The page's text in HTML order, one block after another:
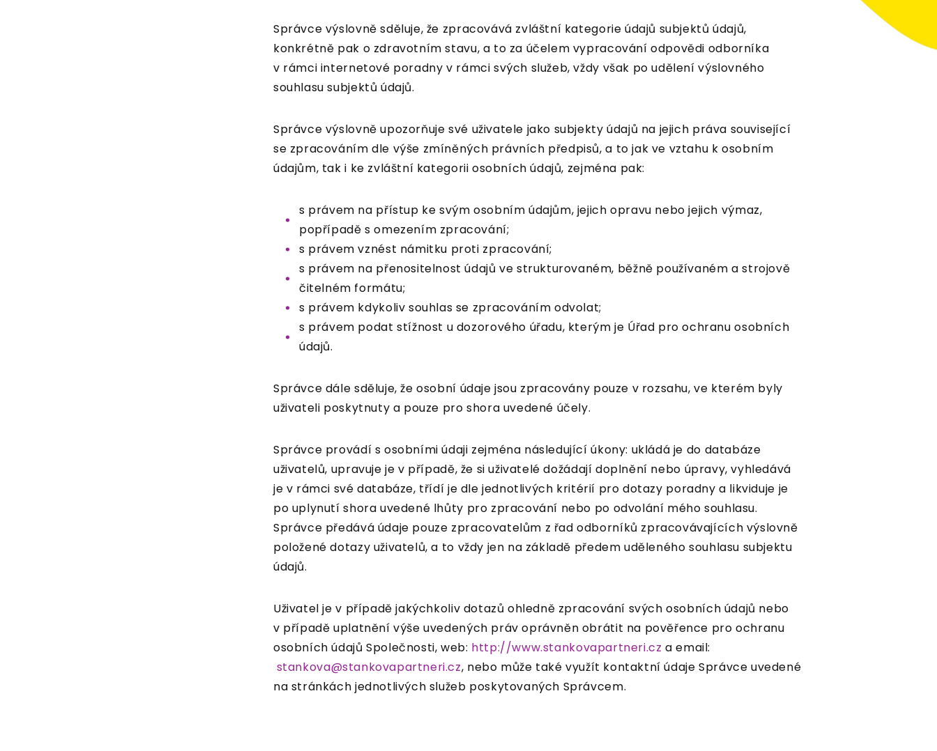
Správce výslovně sděluje, že zpracovává zvláštní kategorie údajů subjektů údajů,
konkrétně pak o zdravotním stavu, a to za účelem vypracování odpovědi odborníka
v rámci internetové poradny v rámci svých služeb, vždy však po udělení výslovného
souhlasu subjektů údajů.
Správce výslovně upozorňuje své uživatele jako subjekty údajů na jejich práva související
se zpracováním dle výše zmíněných právních předpisů, a to jak ve vztahu k osobním
údajům, tak i ke zvláštní kategorii osobních údajů, zejména pak:
s právem na přístup ke svým osobním údajům, jejich opravu nebo jejich výmaz,
popřípadě s omezením zpracování;
s právem vznést námitku proti zpracování;
s právem na přenositelnost údajů ve strukturovaném, běžně používaném a strojově
čitelném formátu;
s právem kdykoliv souhlas se zpracováním odvolat;
s právem podat stížnost u dozorového úřadu, kterým je Úřad pro ochranu osobních
údajů.
Správce dále sděluje, že osobní údaje jsou zpracovány pouze v rozsahu, ve kterém byly
uživateli poskytnuty a pouze pro shora uvedené účely.
Správce provádí s osobními údaji zejména následující úkony: ukládá je do databáze
uživatelů, upravuje je v případě, že si uživatelé dožádají doplnění nebo úpravy, vyhledává
je v rámci své databáze, třídí je dle jednotlivých kritérií pro dotazy poradny a likviduje je
po uplynutí shora uvedené lhůty pro zpracování nebo po odvolání mého souhlasu.
Správce předává údaje pouze zpracovatelům z řad odborníků zpracovávajících výslovně
položené dotazy uživatelů, a to vždy jen na základě předem uděleného souhlasu subjektu
údajů.
Uživatel je v případě jakýchkoliv dotazů ohledně zpracování svých osobních údajů nebo
v případě uplatnění výše uvedených práv oprávněn obrátit na pověřence pro ochranu
osobních údajů Společnosti, web: http://www.stankovapartneri.cz a email:
stankova@stankovapartneri.cz, nebo může také využít kontaktní údaje Správce uvedené
na stránkách jednotlivých služeb poskytovaných Správcem.